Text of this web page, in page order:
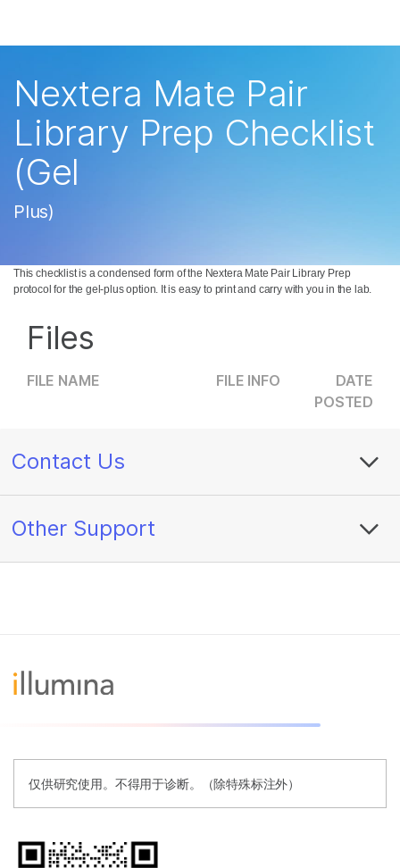
学习
公司
Nextera Mate Pair
Library Prep Checklist
(Gel
Plus)
This checklist is a condensed form of the Nextera Mate Pair Library Prep
protocol for the gel-plus option. It is easy to print and carry with you in the lab.
Files
FILE NAME FILE INFO
DATE
POSTED
Contact Us
Other Support
仅供研究使用。不得用于诊断。（除特殊标注外）
癌症研究
微生物学
农业基因组学
复杂疾病
临床肿瘤学
生殖健康
遗传病和罕见病